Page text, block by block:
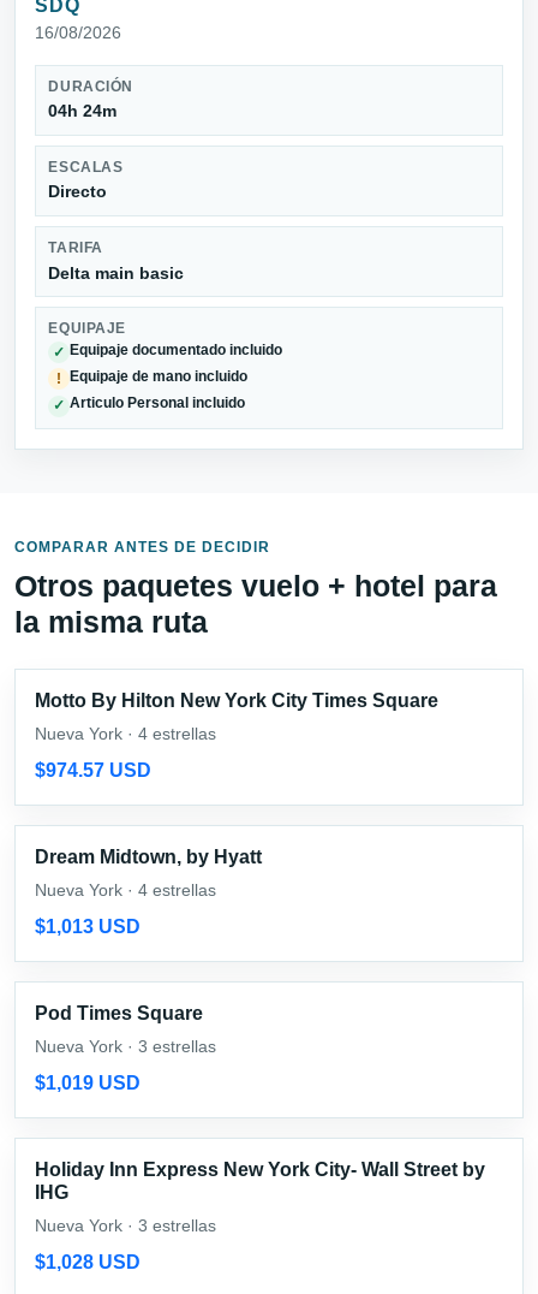
SDQ
16/08/2026
DURACIÓN
04h 24m
ESCALAS
Directo
TARIFA
Delta main basic
EQUIPAJE
✓ Equipaje documentado incluido
! Equipaje de mano incluido
✓ Articulo Personal incluido
COMPARAR ANTES DE DECIDIR
Otros paquetes vuelo + hotel para
la misma ruta
Motto By Hilton New York City Times Square
Nueva York · 4 estrellas
$974.57 USD
Dream Midtown, by Hyatt
Nueva York · 4 estrellas
$1,013 USD
Pod Times Square
Nueva York · 3 estrellas
$1,019 USD
Holiday Inn Express New York City- Wall Street by
IHG
Nueva York · 3 estrellas
$1,028 USD